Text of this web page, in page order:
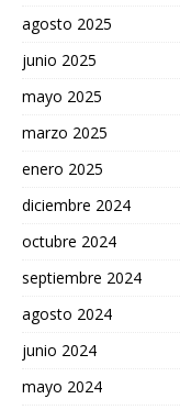
agosto 2025
junio 2025
mayo 2025
marzo 2025
enero 2025
diciembre 2024
octubre 2024
septiembre 2024
agosto 2024
junio 2024
mayo 2024